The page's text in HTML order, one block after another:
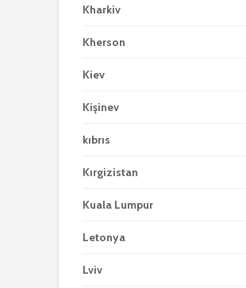
Kharkiv
Kherson
Kiev
Kişinev
kıbrıs
Kırgizistan
Kuala Lumpur
Letonya
Lviv